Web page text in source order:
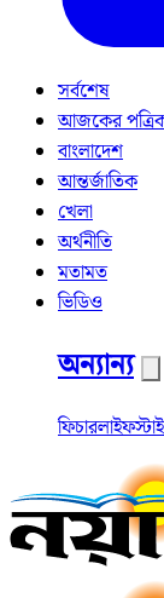
সর্বশেষ
আজকের
বাংলাদেশ
আন্তর্জাতিক
খেলা
অর্থনীতি
মতামত
ভিডিও
অন্যান্য
ফিচার